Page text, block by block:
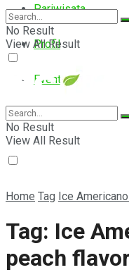
Pariwisata
Profil
Event
E-Magazine
No Result
View All Result
No Result
View All Result
Home Tag Ice
Tag: Ice
peach